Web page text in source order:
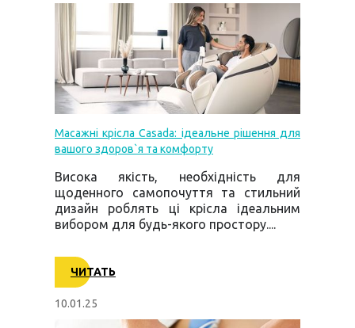
Масажні крісла Casada: ідеальне рішення для
вашого здоров`я та комфорту
Висока якість, необхідність для
щоденного самопочуття та стильний
дизайн роблять ці крісла ідеальним
вибором для будь-якого простору....
ЧИТАТЬ
10.01.25